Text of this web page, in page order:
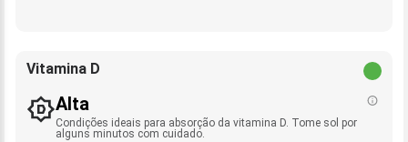
Vitamina D
Alta
Condições ideais para absorção da vitamina D. Tome sol por
alguns minutos com cuidado.